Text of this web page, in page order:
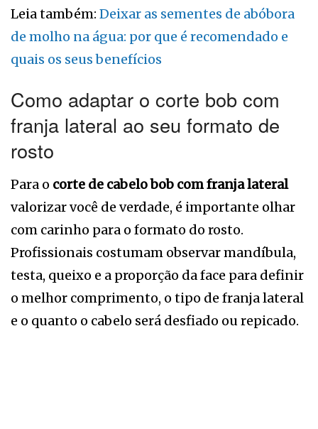
Leia também: Deixar as sementes de abóbora
de molho na água: por que é recomendado e
quais os seus benefícios
Como adaptar o corte bob com
franja lateral ao seu formato de
rosto
Para o corte de cabelo bob com franja lateral
valorizar você de verdade, é importante olhar
com carinho para o formato do rosto.
Profissionais costumam observar mandíbula,
testa, queixo e a proporção da face para definir
o melhor comprimento, o tipo de franja lateral
e o quanto o cabelo será desfiado ou repicado.